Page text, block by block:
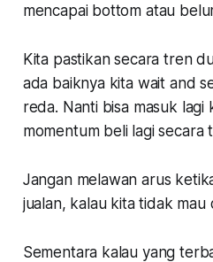
mencapai bottom atau
Kita pastikan secara tren
ada baiknya kita wait and
reda. Nanti bisa masuk
momentum beli lagi secara
Jangan melawan arus
jualan, kalau kita tidak mau
Sementara kalau yang